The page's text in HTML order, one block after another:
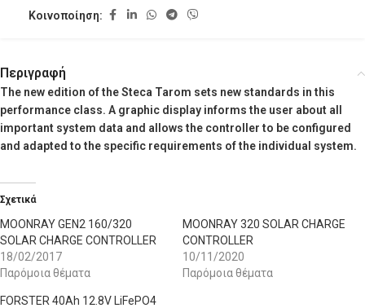
Κοινοποίηση:
Περιγραφή
The new edition of the Steca Tarom sets new standards in this
performance class. A graphic display informs the user about all
important system data and allows the controller to be configured
and adapted to the specific requirements of the individual system.
Σχετικά
MOONRAY GEN2 160/320
SOLAR CHARGE CONTROLLER
18/02/2017
Παρόμοια θέματα
MOONRAY 320 SOLAR CHARGE
CONTROLLER
10/11/2020
Παρόμοια θέματα
FORSTER 40Ah 12.8V LiFePO4